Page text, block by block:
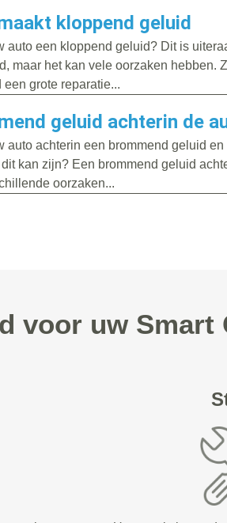
kloppend geluid
auto een kloppend geluid? Dit is
maar het kan vele oorzaken hebben.
een grote reparatie...
geluid achterin de
auto achterin een brommend geluid en
kan zijn? Een brommend geluid
oorzaken...
voor uw Smart